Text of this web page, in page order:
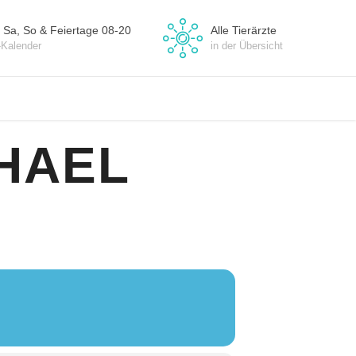
So & Feiertage 08-20 Alle Tierärzte
in der Übersicht